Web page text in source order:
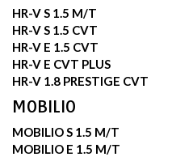
HR-V S 1.5 M/T
HR-V S 1.5 CVT
HR-V E 1.5 CVT
HR-V E CVT PLUS
HR-V 1.8 PRESTIGE CVT
MOBILIO
MOBILIO S 1.5 M/T
MOBILIO E 1.5 M/T